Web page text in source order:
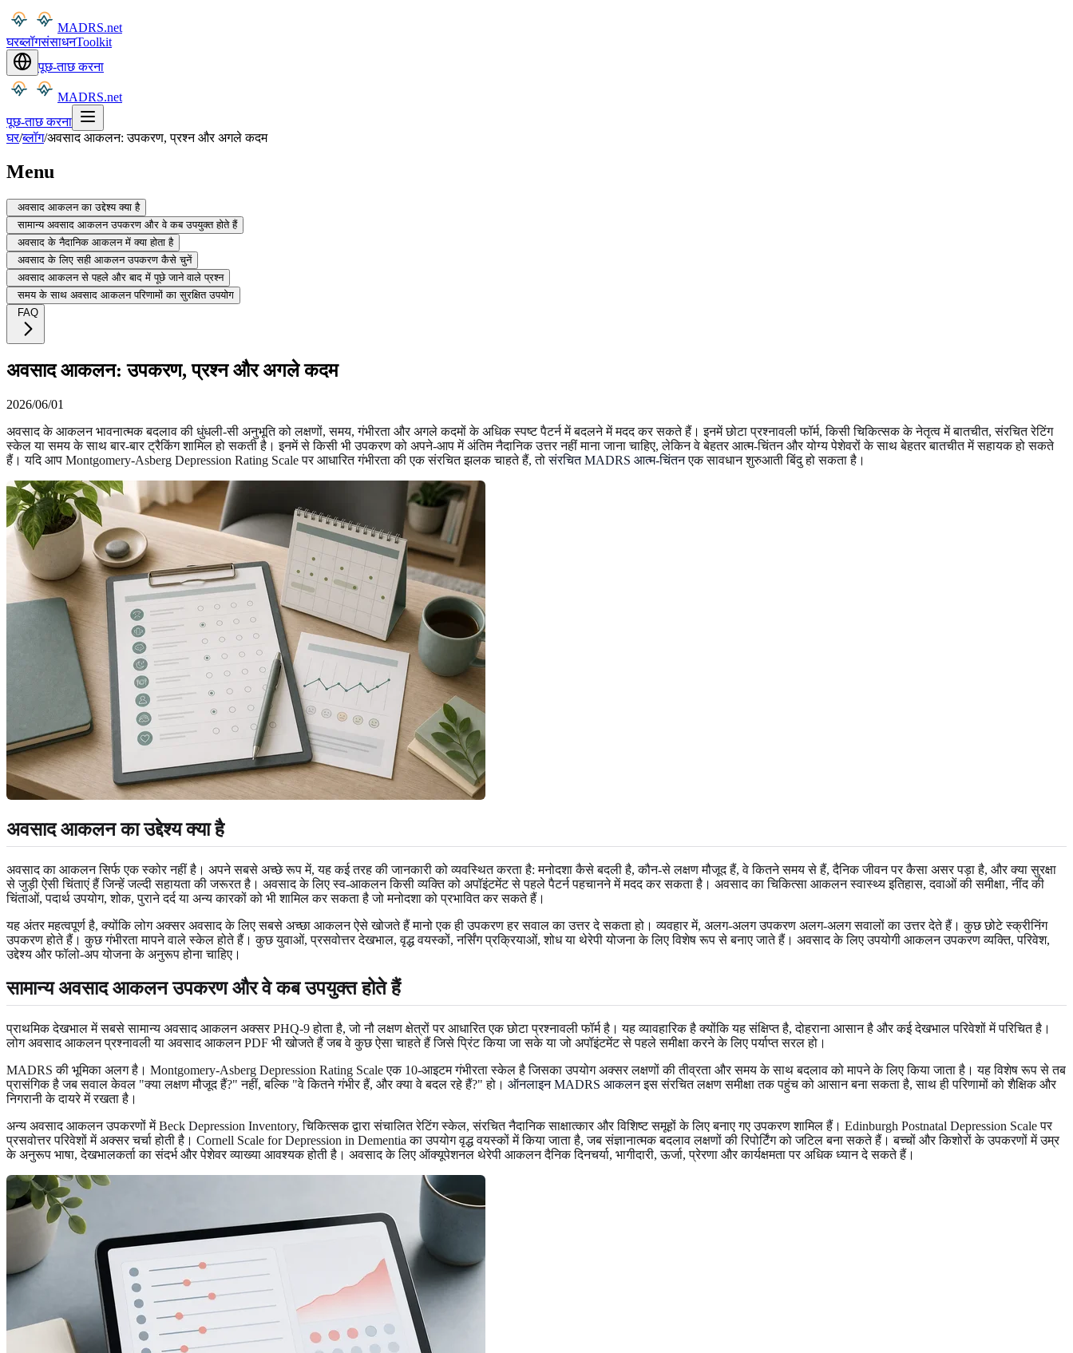
MADRS.net
घरब्लॉगसंसाधनToolkit
पूछ-ताछ करना
MADRS.net
पूछ-ताछ करना
घर/ब्लॉग/अवसाद आकलन: उपकरण, प्रश्न और अगले कदम
Menu
अवसाद आकलन का उद्देश्य क्या है
सामान्य अवसाद आकलन उपकरण और वे कब उपयुक्त होते हैं
अवसाद के नैदानिक आकलन में क्या होता है
अवसाद के लिए सही आकलन उपकरण कैसे चुनें
अवसाद आकलन से पहले और बाद में पूछे जाने वाले प्रश्न
समय के साथ अवसाद आकलन परिणामों का सुरक्षित उपयोग
FAQ
अवसाद आकलन: उपकरण, प्रश्न और अगले कदम
2026/06/01
अवसाद के आकलन भावनात्मक बदलाव की धुंधली-सी अनुभूति को लक्षणों, समय, गंभीरता और अगले कदमों के अधिक स्पष्ट पैटर्न में बदलने में मदद कर सकते हैं। इनमें छोटा प्रश्नावली फॉर्म, किसी चिकित्सक के नेतृत्व में बातचीत, संरचित रेटिंग
स्केल या समय के साथ बार-बार ट्रैकिंग शामिल हो सकती है। इनमें से किसी भी उपकरण को अपने-आप में अंतिम नैदानिक उत्तर नहीं माना जाना चाहिए, लेकिन वे बेहतर आत्म-चिंतन और योग्य पेशेवरों के साथ बेहतर बातचीत में सहायक हो सकते
हैं। यदि आप Montgomery-Asberg Depression Rating Scale पर आधारित गंभीरता की एक संरचित झलक चाहते हैं, तोसंरचित MADRS आत्म-चिंतनएक सावधान शुरुआती बिंदु हो सकता है।
अवसाद आकलन का उद्देश्य क्या है
अवसाद का आकलन सिर्फ एक स्कोर नहीं है। अपने सबसे अच्छे रूप में, यह कई तरह की जानकारी को व्यवस्थित करता है: मनोदशा कैसे बदली है, कौन-से लक्षण मौजूद हैं, वे कितने समय से हैं, दैनिक जीवन पर कैसा असर पड़ा है, और क्या सुरक्षा
से जुड़ी ऐसी चिंताएं हैं जिन्हें जल्दी सहायता की जरूरत है। अवसाद के लिए स्व-आकलन किसी व्यक्ति को अपॉइंटमेंट से पहले पैटर्न पहचानने में मदद कर सकता है। अवसाद का चिकित्सा आकलन स्वास्थ्य इतिहास, दवाओं की समीक्षा, नींद की
चिंताओं, पदार्थ उपयोग, शोक, पुराने दर्द या अन्य कारकों को भी शामिल कर सकता है जो मनोदशा को प्रभावित कर सकते हैं।
यह अंतर महत्वपूर्ण है, क्योंकि लोग अक्सर अवसाद के लिए सबसे अच्छा आकलन ऐसे खोजते हैं मानो एक ही उपकरण हर सवाल का उत्तर दे सकता हो। व्यवहार में, अलग-अलग उपकरण अलग-अलग सवालों का उत्तर देते हैं। कुछ छोटे स्क्रीनिंग
उपकरण होते हैं। कुछ गंभीरता मापने वाले स्केल होते हैं। कुछ युवाओं, प्रसवोत्तर देखभाल, वृद्ध वयस्कों, नर्सिंग प्रक्रियाओं, शोध या थेरेपी योजना के लिए विशेष रूप से बनाए जाते हैं। अवसाद के लिए उपयोगी आकलन उपकरण व्यक्ति, परिवेश,
उद्देश्य और फॉलो-अप योजना के अनुरूप होना चाहिए।
सामान्य अवसाद आकलन उपकरण और वे कब उपयुक्त होते हैं
प्राथमिक देखभाल में सबसे सामान्य अवसाद आकलन अक्सर PHQ-9 होता है, जो नौ लक्षण क्षेत्रों पर आधारित एक छोटा प्रश्नावली फॉर्म है। यह व्यावहारिक है क्योंकि यह संक्षिप्त है, दोहराना आसान है और कई देखभाल परिवेशों में परिचित है।
लोग अवसाद आकलन प्रश्नावली या अवसाद आकलन PDF भी खोजते हैं जब वे कुछ ऐसा चाहते हैं जिसे प्रिंट किया जा सके या जो अपॉइंटमेंट से पहले समीक्षा करने के लिए पर्याप्त सरल हो।
MADRS की भूमिका अलग है। Montgomery-Asberg Depression Rating Scale एक 10-आइटम गंभीरता स्केल है जिसका उपयोग अक्सर लक्षणों की तीव्रता और समय के साथ बदलाव को मापने के लिए किया जाता है। यह विशेष रूप से तब
प्रासंगिक है जब सवाल केवल "क्या लक्षण मौजूद हैं?" नहीं, बल्कि "वे कितने गंभीर हैं, और क्या वे बदल रहे हैं?" हो। ऑनलाइन MADRS आकलनइस संरचित लक्षण समीक्षा तक पहुंच को आसान बना सकता है, साथ ही परिणामों को शैक्षिक और
निगरानी के दायरे में रखता है।
अन्य अवसाद आकलन उपकरणों में Beck Depression Inventory, चिकित्सक द्वारा संचालित रेटिंग स्केल, संरचित नैदानिक साक्षात्कार और विशिष्ट समूहों के लिए बनाए गए उपकरण शामिल हैं। Edinburgh Postnatal Depression Scale पर
प्रसवोत्तर परिवेशों में अक्सर चर्चा होती है। Cornell Scale for Depression in Dementia का उपयोग वृद्ध वयस्कों में किया जाता है, जब संज्ञानात्मक बदलाव लक्षणों की रिपोर्टिंग को जटिल बना सकते हैं। बच्चों और किशोरों के उपकरणों में उम्र
के अनुरूप भाषा, देखभालकर्ता का संदर्भ और पेशेवर व्याख्या आवश्यक होती है। अवसाद के लिए ऑक्यूपेशनल थेरेपी आकलन दैनिक दिनचर्या, भागीदारी, ऊर्जा, प्रेरणा और कार्यक्षमता पर अधिक ध्यान दे सकते हैं।